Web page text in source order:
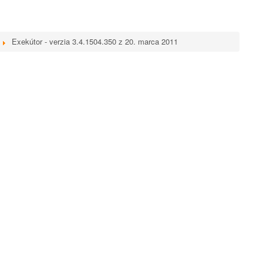
Exekútor - verzia 3.4.1504.350 z 20. marca 2011